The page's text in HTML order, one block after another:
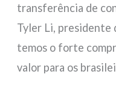
transferência de
Tyler Li, presidente
temos o forte
valor para os